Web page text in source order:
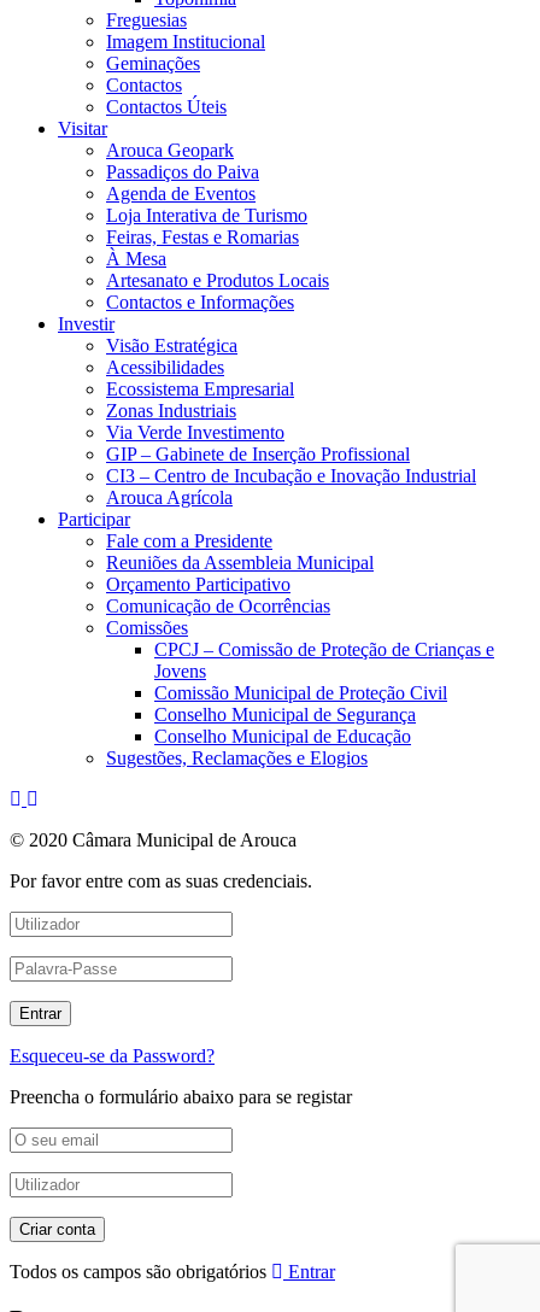
Freguesias
Imagem Institucional
Geminações
Contactos
Contactos Úteis
Visitar
Arouca Geopark
Passadiços do Paiva
Agenda de Eventos
Loja Interativa de Turismo
Feiras, Festas e Romarias
À Mesa
Artesanato e Produtos Locais
Contactos e Informações
Investir
Visão Estratégica
Acessibilidades
Ecossistema Empresarial
Zonas Industriais
Via Verde Investimento
GIP – Gabinete de Inserção Profissional
CI3 – Centro de Incubação e Inovação Industrial
Arouca Agrícola
Participar
Fale com a Presidente
Reuniões da Assembleia Municipal
Orçamento Participativo
Comunicação de Ocorrências
Comissões
CPCJ – Comissão de Proteção de Crianças e
Jovens
Comissão Municipal de Proteção Civil
Conselho Municipal de Segurança
Conselho Municipal de Educação
Sugestões, Reclamações e Elogios
© 2020 Câmara Municipal de Arouca
Por favor entre com as suas credenciais.
Esqueceu-se da Password?
Preencha o formulário abaixo para se registar
Todos os campos são obrigatórios Entrar